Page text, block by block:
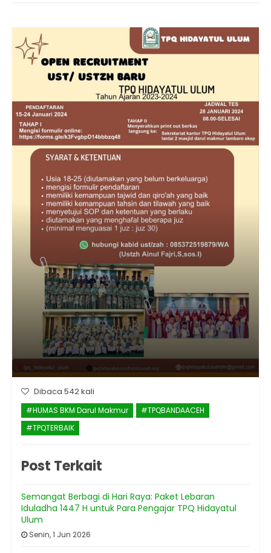
Dibaca 542 kali
#HUMAS BKM Darul Makmur
#TPQBANDAACEH
#TPQTERBAIK
Post Terkait
Semangat Berbagi di Hari Raya: Paket Lebaran
Iduladha 1447 H untuk Para Pengajar TPQ Hidayatul
Ulum
Senin, 1 Jun 2026